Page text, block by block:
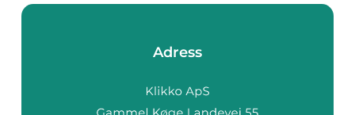
Adress